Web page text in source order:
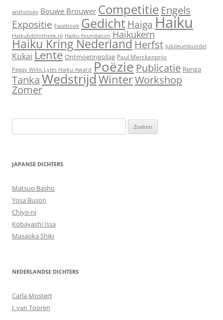
anthology Bouwe Brouwer Competitie Engels
Expositie Facebook Gedicht Haiga Haiku
Haikubibliotheek.nl Haiku foundation Haikukern
Haiku Kring Nederland Herfst Jubileumbundel
Kukai Lente Ontmoetingsdag Paul Merckenprijs
Peggy Willis Lyles Haiku Award Poëzie Publicatie Renga
TankaWedstrijdWinterWorkshop
Zomer
naar:
JAPANSE DICHTERS
Matsuo Basho
Yosa Buson
Chiyo-ni
Kobayashi Issa
Masaoka Shiki
NEDERLANDSE DICHTERS
Carla Mostert
J. van Tooren